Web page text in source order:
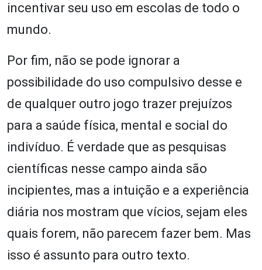
incentivar seu uso em escolas de todo o
mundo.
Por fim, não se pode ignorar a
possibilidade do uso compulsivo desse e
de qualquer outro jogo trazer prejuízos
para a saúde física, mental e social do
indivíduo. É verdade que as pesquisas
científicas nesse campo ainda são
incipientes, mas a intuição e a experiência
diária nos mostram que vícios, sejam eles
quais forem, não parecem fazer bem. Mas
isso é assunto para outro texto.